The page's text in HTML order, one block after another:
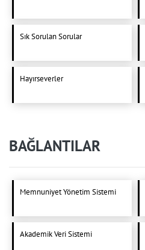
Sık Sorulan Sorular
Hayırseverler
BAĞLANTILAR
Memnuniyet Yönetim Sistemi
Akademik Veri Sistemi